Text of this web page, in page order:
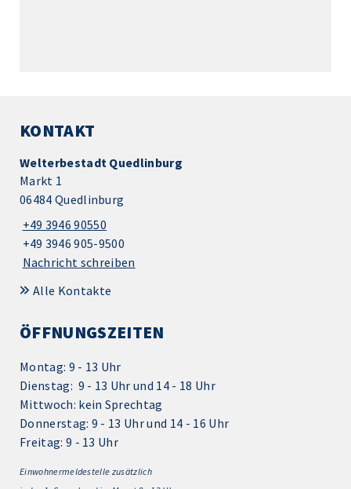
KONTAKT
Welterbestadt Quedlinburg
Markt 1
06484 Quedlinburg
+49 3946 90550
+49 3946 905-9500
Nachricht schreiben
Alle Kontakte
ÖFFNUNGSZEITEN
Montag: 9 - 13 Uhr
Dienstag: 9 - 13 Uhr und 14 - 18 Uhr
Mittwoch: kein Sprechtag
Donnerstag: 9 - 13 Uhr und 14 - 16 Uhr
Freitag: 9 - 13 Uhr
Einwohnermeldestelle zusätzlich